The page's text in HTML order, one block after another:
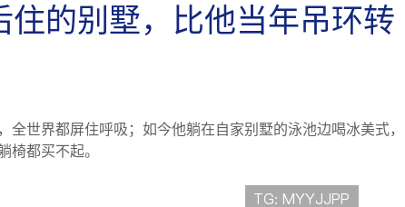
住的别墅，比他当年吊环转
全世界都屏住呼吸；如今他躺在自家别墅的泳池边喝冰美式，
椅都买不起。